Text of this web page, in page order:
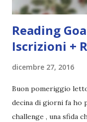
Reading
Iscrizioni +
dicembre 27, 2016
Buon pomeriggio
decina di giorni fa ho
challenge , una sfida